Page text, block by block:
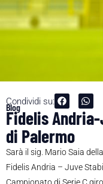
Condividi su:
Blog
Fidelis
di Palermo
Sarà il sig. Mario Saia
Fidelis Andria – Juve